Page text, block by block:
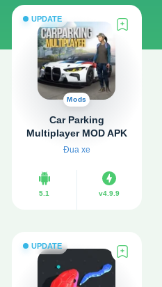
UPDATE
Mods
Car Parking
Multiplayer MOD APK
v4.9.9 (Vô hạn tiền,
Đua xe
5.1 v4.9.9
UPDATE